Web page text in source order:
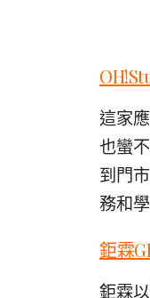
這家
也蠻
到門
務和
鉅霖
鉅霖